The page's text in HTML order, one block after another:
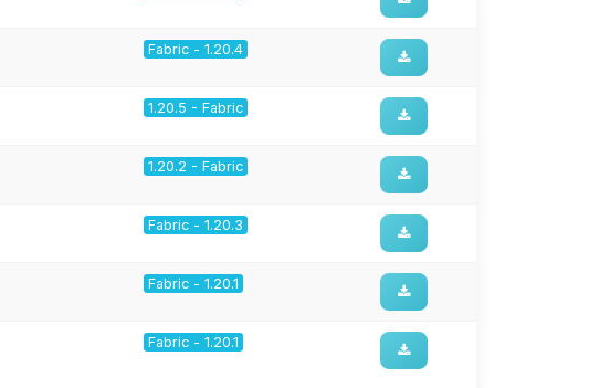
Fabric - 1.20.4
1.20.5 - Fabric
1.20.2 - Fabric
Fabric - 1.20.3
Fabric - 1.20.1
Fabric - 1.20.1